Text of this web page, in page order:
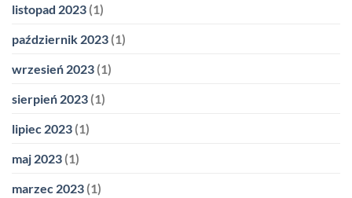
listopad 2023 (1)
październik 2023 (1)
wrzesień 2023 (1)
sierpień 2023 (1)
lipiec 2023 (1)
maj 2023 (1)
marzec 2023 (1)